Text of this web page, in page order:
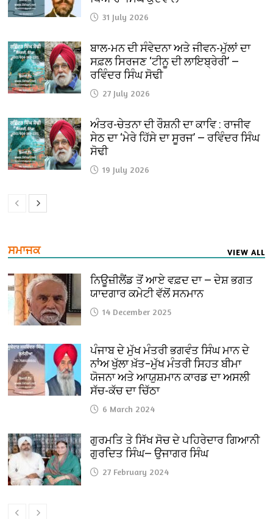
31 July 2026
ਬਾਲ-ਮਨ ਦੀ ਸੰਵੇਦਨਾ ਅਤੇ ਜੀਵਨ-ਮੁੱਲਾਂ ਦਾ
ਸਫ਼ਲ ਸਿਰਜਣ ‘ਟੀਨੂ ਦੀ ਲਾਇਬ੍ਰੇਰੀ’ —
ਰਵਿੰਦਰ ਸਿੰਘ ਸੋਢੀ
27 July 2026
ਅੰਤਰ-ਚੇਤਨਾ ਦੀ ਰੌਸ਼ਨੀ ਦਾ ਕਾਵਿ : ਰਾਜੀਵ
ਸੇਠ ਦਾ ‘ਮੇਰੇ ਹਿੱਸੇ ਦਾ ਸੂਰਜ’ — ਰਵਿੰਦਰ ਸਿੰਘ
ਸੋਢੀ
19 July 2026
ਸਮਾਜਕ VIEW ALL
ਨਿਊਜ਼ੀਲੈਂਡ ਤੋਂ ਆਏ ਵਫ਼ਦ ਦਾ — ਦੇਸ਼ ਭਗਤ
ਯਾਦਗਾਰ ਕਮੇਟੀ ਵੱਲੋਂ ਸਨਮਾਨ
14 December 2025
ਪੰਜਾਬ ਦੇ ਮੁੱਖ ਮੰਤਰੀ ਭਗਵੰਤ ਸਿੰਘ ਮਾਨ ਦੇ
ਨਾਂਅ ਖੁੱਲਾ ਖ਼ੱਤ–ਮੁੱਖ ਮੰਤਰੀ ਸਿਹਤ ਬੀਮਾ
ਯੋਜਨਾ ਅਤੇ ਆਯੁਸ਼ਮਾਨ ਕਾਰਡ ਦਾ ਅਸਲੀ
ਸੱਚ-ਕੱਚ ਦਾ ਚਿੱਠਾ
6 March 2024
ਗੁਰਮਤਿ ਤੇ ਸਿੱਖ ਸੋਚ ਦੇ ਪਹਿਰੇਦਾਰ ਗਿਆਨੀ
ਗੁਰਦਿਤ ਸਿੰਘ— ਉਜਾਗਰ ਸਿੰਘ
27 February 2024